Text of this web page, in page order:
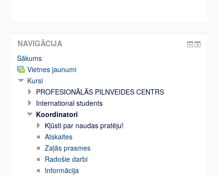
NAVIGĀCIJA
Sākums
Vietnes jaunumi
Kursi
PROFESIONĀLĀS PILNVEIDES CENTRS
International students
Koordinatori
Kļūsti par naudas pratēju!
Atskaites
Zaļās prasmes
Radošie darbi
Informācija